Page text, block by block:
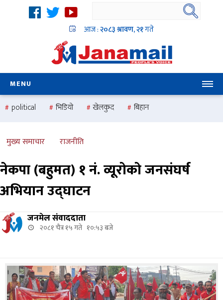
आज :२०८३ श्रावण, २१गते
MENU
political भिडियो खेलकुद
बिहान
national
health
मुख्य समाचार राजनीति
नेकपा (बहुमत) १ नं. व्यूरोको जनसंघर्ष
अभियान उद्घाटन
जनमेल संवाददाता
२०८१ चैत्र १५ गते १०:५३ बजे